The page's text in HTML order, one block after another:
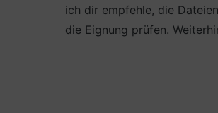
ich dir empfehle, die
die Eignung prüfen.